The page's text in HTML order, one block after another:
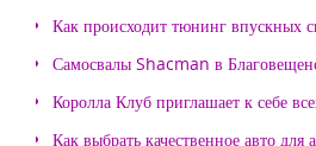
Как происходит тюнинг впускных
Самосвалы Shacman в
Королла Клуб приглашает к себе
Как выбрать качественное авто для